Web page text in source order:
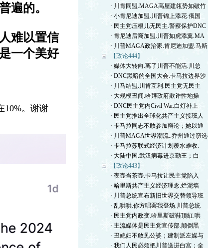
遍的。
难以置信
一个美好
10%。谢谢
· 川肯同盟.MAGA高屋建瓴势如破竹
· 小肯尼迪加盟.川普锦上添花.俄国
· 民主党压根儿无民主.警察保护DNC
· 肯尼迪后裔加盟.川普如虎添翼.MA
· 川普MAGA政治家.肯尼迪加盟.马斯
【政论444】
· 媒体大转向.离了川普不能活.川总
· DNC黑暗的全国大会.卡马拉边界沙
· 川马结盟.川肯互利.民主党无民主
· 大规模丑闻.哈拜政府欺诈性地操
· DNC民主党内Civil War.白灯补上
· 民主党推出全球化共产主义接班人
· 卡马拉同志不敢参加辩论；她以通
· 川普MAGA世界潮流..乔州通过窃选
· 卡马拉苏联式经济计划覆水难收.
· 大陆中国.武汉病毒进京勤王；白
【政论443】
· 夜壶当茶壶.卡马拉让民主党陷入
· 哈里斯共产主义经济理念.烂泥墙
· 川普总统宣布新旧世界交替领导班
· 乱哄哄.你方唱罢我登场.川普总统
· 民主党内政变.哈里斯破鞋顶缸.哄
· 主流媒体是民主党宣传部.颠倒黑
· 丑媳妇不敢见公婆；建制派左媒与
· 我们人民必须把川普送进白宫；全